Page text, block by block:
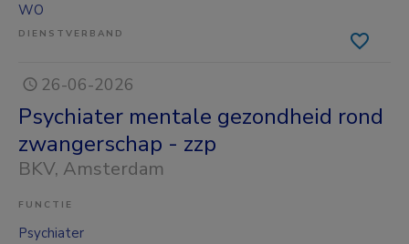
WO
DIENSTVERBAND
26-06-2026
Psychiater mentale gezondheid rond
zwangerschap - zzp
BKV, Amsterdam
FUNCTIE
Psychiater